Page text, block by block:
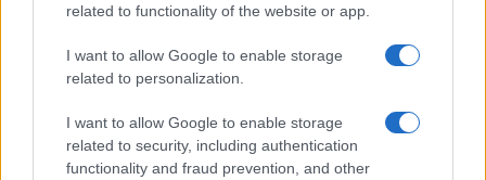
related to functionality of the website or app.
I want to allow Google to enable storage
related to personalization.
I want to allow Google to enable storage
related to security, including authentication
functionality and fraud prevention, and other
SEDUTE SATIRICHE
Vignetta del 04/08/2026